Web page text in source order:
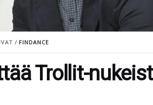
/ FINDANCE
Trollit-